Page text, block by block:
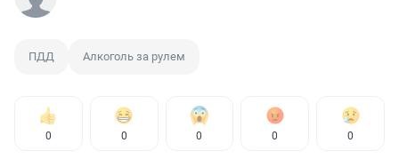
ПДД Алкоголь за рулем
0 0 0 0 0